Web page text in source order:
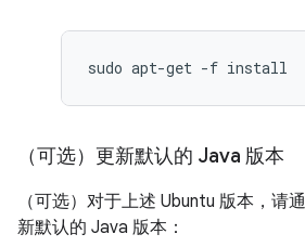
（可选）更新默认的 Java 版本
（可选）对于上述 Ubuntu 版本，请
新默认的 Java 版本：